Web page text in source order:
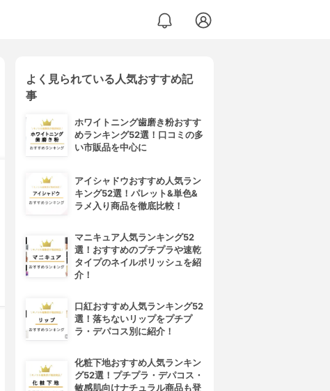
よく見られている人気おすすめ記
事
ホワイトニング歯磨き粉おすす
めランキング52選！口コミの多
い市販品を中心に
アイシャドウおすすめ人気ラン
キング52選！パレット&単色&
ラメ入り商品を徹底比較！
マニキュア人気ランキング52
選！おすすめのプチプラや速乾
タイプのネイルポリッシュを紹
介！
口紅おすすめ人気ランキング52
選！落ちないリップをプチプ
ラ・デパコス別に紹介！
化粧下地おすすめ人気ランキン
グ52選！プチプラ・デパコス・
敏感肌向けナチュラル商品も登